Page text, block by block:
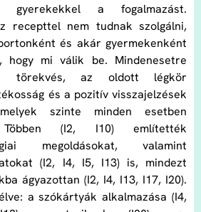
gyerekekkel a fogalmazást.
recepttel nem tudnak szolgálni,
és akár gyermekenként
hogy mi válik be. Mindenesetre
törekvés, az oldott légkör
és a pozitív visszajelzések
szinte minden esetben
Többen (I2, I10) említették
megoldásokat, valamint
(I2, I4, I5, I13) is, mindezt
ágyazottan (I2, I4, I13, I17, I20).
a szókártyák alkalmazása (I4,